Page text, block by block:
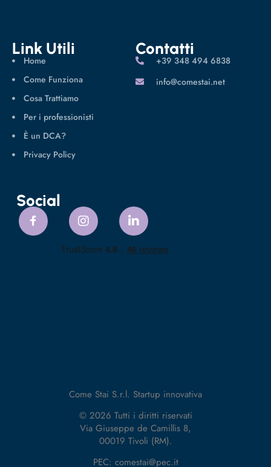
Link Utili
Home
Come Funziona
Cosa Trattiamo
Per i professionisti
È un DCA?
Privacy Policy
Contatti
‪+39 348 494 6838
info@comestai.net
Social
Come Stai S.r.l. Startup innovativa
© 2026 Tutti i diritti riservati
Via Giuseppe de Camillis 8,
00019 Tivoli (RM).
PEC: comestai@pec.it